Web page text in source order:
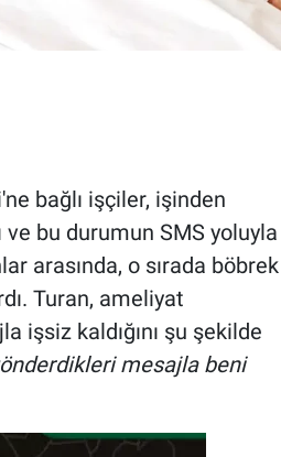
bağlı işçiler, işinden
ve bu durumun SMS yoluyla
arasında, o sırada böbrek
Turan, ameliyat
işsiz kaldığını şu şekilde
mesajla beni